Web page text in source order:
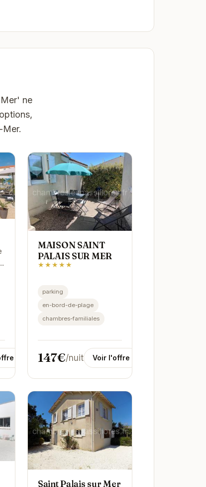
ne
MAISON SAINT
PALAIS SUR MER
★★★★★
parking
en-bord-de-plage
chambres-familiales
147€/nuit Voir l'offre
Saint Palais sur Mer